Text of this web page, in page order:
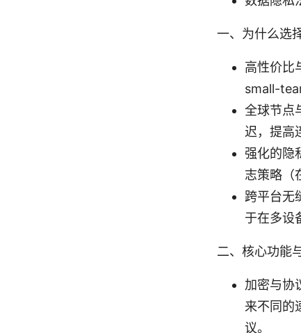
一、为什么选
高性价比
small-
全球节点
迟，提高
强化的隐
志策略（
跨平台无
于在多设
二、核心功能
加密与协
来不同的
议。